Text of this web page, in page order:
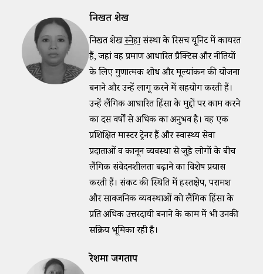
निखत शेख
निखत शेखस्नेहासंस्था के रिसर्च यूनिट में कार्यरत
हैं, जहां वह प्रमाण आधारित प्रैक्टिस और नीतियों
के लिए गुणात्मक शोध और मूल्यांकन की योजना
बनाने और उन्हें लागू करने में सहयोग करती हैं।
उन्हें लैंगिक आधारित हिंसा के मुद्दों पर काम करने
का दस वर्षों से अधिक का अनुभव है। वह एक
प्रशिक्षित मास्टर ट्रेनर हैं और स्वास्थ्य सेवा
प्रदाताओं व कानून व्यवस्था से जुड़े लोगों के बीच
लैंगिक संवेदनशीलता बढ़ाने का विशेष प्रयास
करती हैं। संकट की स्थिति में हस्तक्षेप, परामर्श
और सार्वजनिक व्यवस्थाओं को लैंगिक हिंसा के
प्रति अधिक उत्तरदायी बनाने के काम में भी उनकी
सक्रिय भूमिका रही है।
रेशमा जगताप